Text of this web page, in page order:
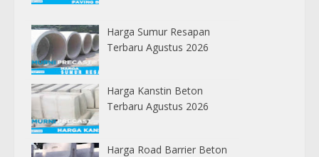
Harga Sumur Resapan
Terbaru Agustus 2026
Harga Kanstin Beton
Terbaru Agustus 2026
Harga Road Barrier Beton